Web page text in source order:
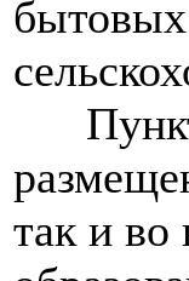
Пункт
так и во